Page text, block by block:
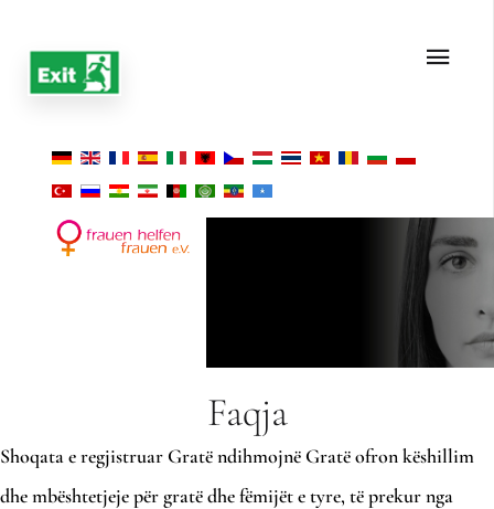
Faqja
Shoqata e regjistruar Gratë ndihmojnë Gratë ofron këshillim
dhe mbështetjeje për gratë dhe fëmijët e tyre, të prekur nga